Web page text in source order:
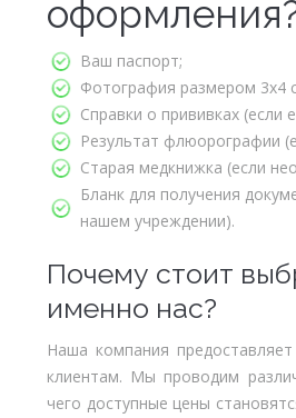
Ваш паспорт;
Фотография размером 3х4
Справки о прививках (если
Результат флюорографии
Старая медкнижка (если
Бланк для получения
нашем учреждении).
Почему стоит
именно нас?
Наша компания
клиентам. Мы проводим
чего доступные цены